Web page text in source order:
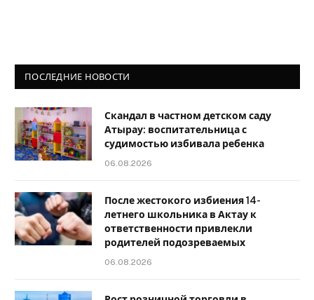
ПОСЛЕДНИЕ НОВОСТИ
Скандал в частном детском саду
Атырау: воспитательница с
судимостью избивала ребенка
06.08.2026
После жестокого избиения 14-
летнего школьника в Актау к
ответственности привлекли
родителей подозреваемых
06.08.2026